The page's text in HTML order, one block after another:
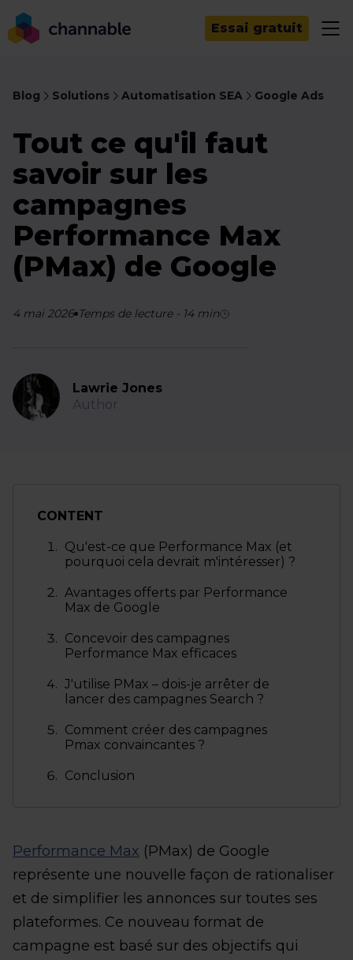
Essai gratuit
Blog Solutions Automatisation SEA Google Ads
Tout ce qu'il faut
savoir sur les
campagnes
Performance Max
(PMax) de Google
4 mai 2026 Temps de lecture- 14 min
Lawrie Jones
Author
CONTENT
Qu'est-ce que Performance Max (et
pourquoi cela devrait m'intéresser) ?
Avantages offerts par Performance
Max de Google
Concevoir des campagnes
Performance Max efficaces
J'utilise PMax – dois-je arrêter de
lancer des campagnes Search ?
Comment créer des campagnes
Pmax convaincantes ?
Conclusion
Performance Max (PMax) de Google
représente une nouvelle façon de rationaliser
et de simplifier les annonces sur toutes ses
plateformes. Ce nouveau format de
campagne est basé sur des objectifs qui